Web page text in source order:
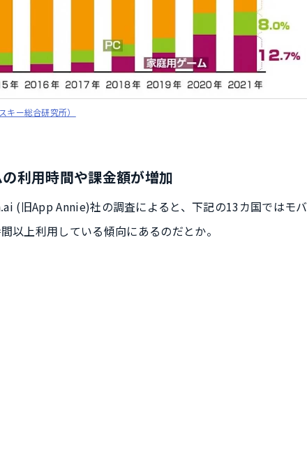
ー総合研究所）
利用時間や課金額が増加
(旧App Annie)社の調査によると、下記の13カ国ではモバ
以上利用している傾向にあるのだとか。